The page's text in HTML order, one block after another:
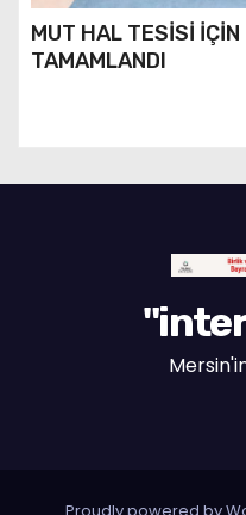
MUT HAL TESİSİ
TAMAMLANDI
Proudly powered by